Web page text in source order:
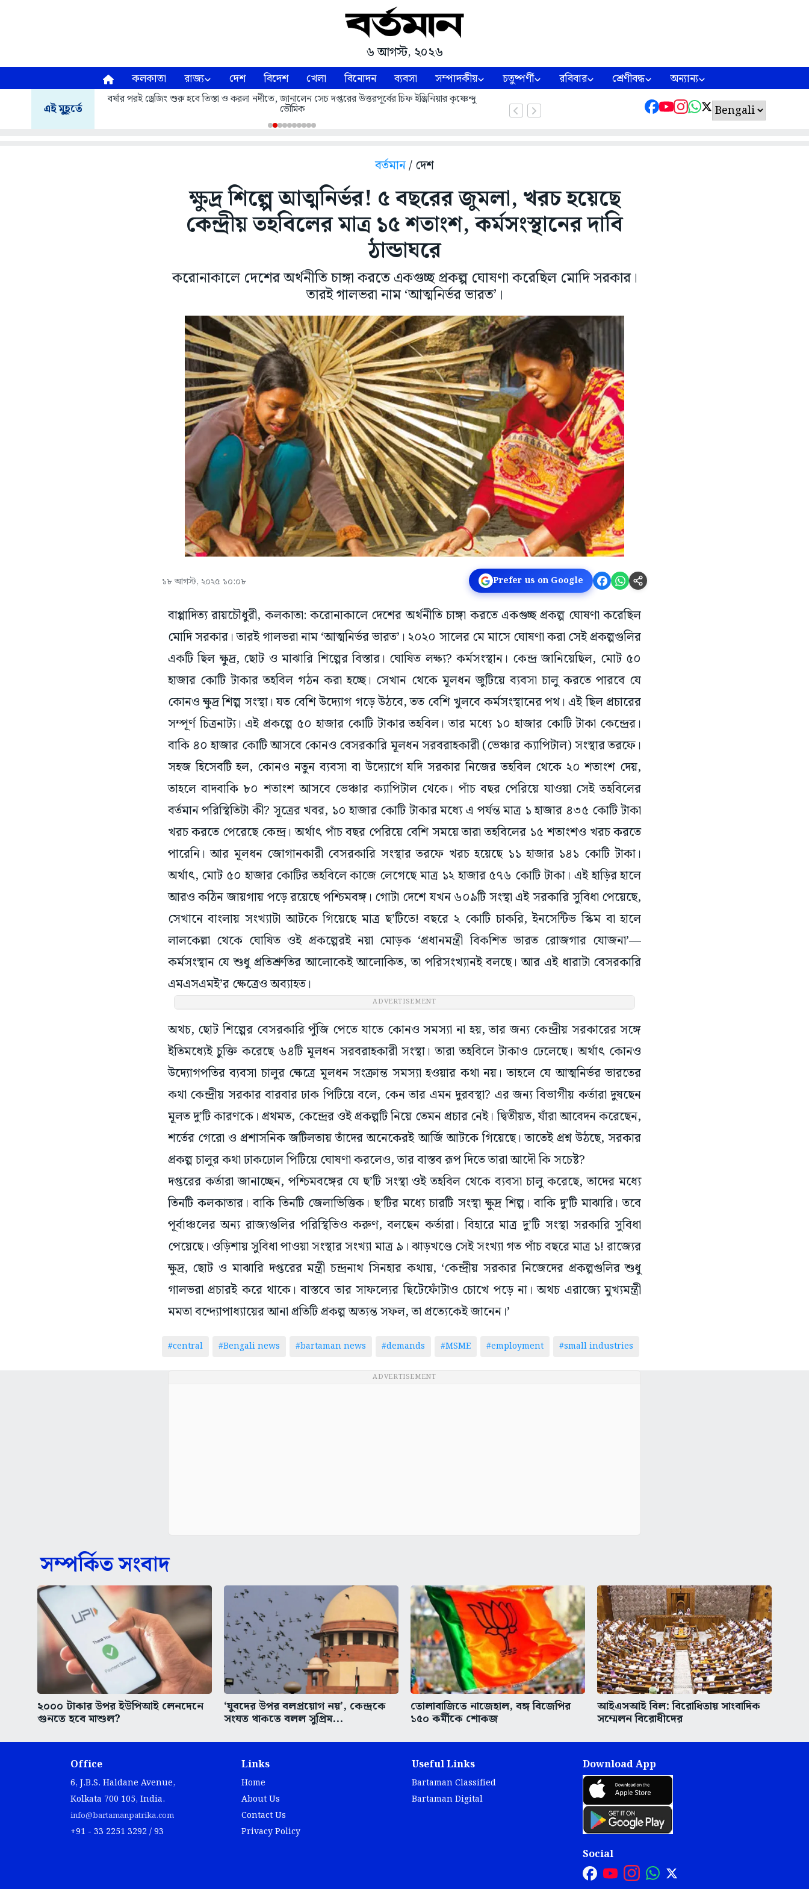
৬ আগস্ট, ২০২৬
কলকাতা রাজ্য দেশ বিদেশ খেলা বিনোদন ব্যবসা সম্পাদকীয় চতুষ্পর্ণী রবিবার শ্রেণীবদ্ধ অন্যান্য
এই মুহূর্তে
বর্ষার পরই ড্রেজিং শুরু হবে তিস্তা ও করলা নদীতে, জানালেন সেচ দপ্তরের উত্তরপূর্বের চিফ ইঞ্জিনিয়ার কৃষ্ণেন্দু
ভৌমিক
বর্তমান/ দেশ
ক্ষুদ্র শিল্পে আত্মনির্ভর! ৫ বছরের জুমলা, খরচ হয়েছে
কেন্দ্রীয় তহবিলের মাত্র ১৫ শতাংশ, কর্মসংস্থানের দাবি
ঠান্ডাঘরে
করোনাকালে দেশের অর্থনীতি চাঙ্গা করতে একগুচ্ছ প্রকল্প ঘোষণা করেছিল মোদি সরকার।
তারই গালভরা নাম ‘আত্মনির্ভর ভারত’।
১৮ আগস্ট, ২০২৫ ১০:০৮ Prefer us on Google
বাপ্পাদিত্য রায়চৌধুরী, কলকাতা: করোনাকালে দেশের অর্থনীতি চাঙ্গা করতে একগুচ্ছ প্রকল্প ঘোষণা করেছিল
মোদি সরকার। তারই গালভরা নাম ‘আত্মনির্ভর ভারত’। ২০২০ সালের মে মাসে ঘোষণা করা সেই প্রকল্পগুলির
একটি ছিল ক্ষুদ্র, ছোট ও মাঝারি শিল্পের বিস্তার। ঘোষিত লক্ষ্য? কর্মসংস্থান। কেন্দ্র জানিয়েছিল, মোট ৫০
হাজার কোটি টাকার তহবিল গঠন করা হচ্ছে। সেখান থেকে মূলধন জুটিয়ে ব্যবসা চালু করতে পারবে যে
কোনও ক্ষুদ্র শিল্প সংস্থা। যত বেশি উদ্যোগ গড়ে উঠবে, তত বেশি খুলবে কর্মসংস্থানের পথ। এই ছিল প্রচারের
সম্পূর্ণ চিত্রনাট্য। এই প্রকল্পে ৫০ হাজার কোটি টাকার তহবিল। তার মধ্যে ১০ হাজার কোটি টাকা কেন্দ্রের।
বাকি ৪০ হাজার কোটি আসবে কোনও বেসরকারি মূলধন সরবরাহকারী (ভেঞ্চার ক্যাপিটাল) সংস্থার তরফে।
সহজ হিসেবটি হল, কোনও নতুন ব্যবসা বা উদ্যোগে যদি সরকার নিজের তহবিল থেকে ২০ শতাংশ দেয়,
তাহলে বাদবাকি ৮০ শতাংশ আসবে ভেঞ্চার ক্যাপিটাল থেকে। পাঁচ বছর পেরিয়ে যাওয়া সেই তহবিলের
বর্তমান পরিস্থিতিটা কী? সূত্রের খবর, ১০ হাজার কোটি টাকার মধ্যে এ পর্যন্ত মাত্র ১ হাজার ৪৩৫ কোটি টাকা
খরচ করতে পেরেছে কেন্দ্র। অর্থাৎ পাঁচ বছর পেরিয়ে বেশি সময়ে তারা তহবিলের ১৫ শতাংশও খরচ করতে
পারেনি। আর মূলধন জোগানকারী বেসরকারি সংস্থার তরফে খরচ হয়েছে ১১ হাজার ১৪১ কোটি টাকা।
অর্থাৎ, মোট ৫০ হাজার কোটির তহবিলে কাজে লেগেছে মাত্র ১২ হাজার ৫৭৬ কোটি টাকা। এই হাড়ির হালে
আরও কঠিন জায়গায় পড়ে রয়েছে পশ্চিমবঙ্গ। গোটা দেশে যখন ৬০৯টি সংস্থা এই সরকারি সুবিধা পেয়েছে,
সেখানে বাংলায় সংখ্যাটা আটকে গিয়েছে মাত্র ছ’টিতে! বছরে ২ কোটি চাকরি, ইনসেন্টিভ স্কিম বা হালে
লালকেল্লা থেকে ঘোষিত ওই প্রকল্পেরই নয়া মোড়ক ‘প্রধানমন্ত্রী বিকশিত ভারত রোজগার যোজনা’—
কর্মসংস্থান যে শুধু প্রতিশ্রুতির আলোকেই আলোকিত, তা পরিসংখ্যানই বলছে। আর এই ধারাটা বেসরকারি
এমএসএমই’র ক্ষেত্রেও অব্যাহত।
ADVERTISEMENT
অথচ, ছোট শিল্পের বেসরকারি পুঁজি পেতে যাতে কোনও সমস্যা না হয়, তার জন্য কেন্দ্রীয় সরকারের সঙ্গে
ইতিমধ্যেই চুক্তি করেছে ৬৪টি মূলধন সরবরাহকারী সংস্থা। তারা তহবিলে টাকাও ঢেলেছে। অর্থাৎ কোনও
উদ্যোগপতির ব্যবসা চালুর ক্ষেত্রে মূলধন সংক্রান্ত সমস্যা হওয়ার কথা নয়। তাহলে যে আত্মনির্ভর ভারতের
কথা কেন্দ্রীয় সরকার বারবার ঢাক পিটিয়ে বলে, কেন তার এমন দুরবস্থা? এর জন্য বিভাগীয় কর্তারা দুষছেন
মূলত দু’টি কারণকে। প্রথমত, কেন্দ্রের ওই প্রকল্পটি নিয়ে তেমন প্রচার নেই। দ্বিতীয়ত, যাঁরা আবেদন করেছেন,
শর্তের গেরো ও প্রশাসনিক জটিলতায় তাঁদের অনেকেরই আর্জি আটকে গিয়েছে। তাতেই প্রশ্ন উঠছে, সরকার
প্রকল্প চালুর কথা ঢাকঢোল পিটিয়ে ঘোষণা করলেও, তার বাস্তব রূপ দিতে তারা আদৌ কি সচেষ্ট?
দপ্তরের কর্তারা জানাচ্ছেন, পশ্চিমবঙ্গের যে ছ’টি সংস্থা ওই তহবিল থেকে ব্যবসা চালু করেছে, তাদের মধ্যে
তিনটি কলকাতার। বাকি তিনটি জেলাভিত্তিক। ছ’টির মধ্যে চারটি সংস্থা ক্ষুদ্র শিল্প। বাকি দু’টি মাঝারি। তবে
পূর্বাঞ্চলের অন্য রাজ্যগুলির পরিস্থিতিও করুণ, বলছেন কর্তারা। বিহারে মাত্র দু’টি সংস্থা সরকারি সুবিধা
পেয়েছে। ওড়িশায় সুবিধা পাওয়া সংস্থার সংখ্যা মাত্র ৯। ঝাড়খণ্ডে সেই সংখ্যা গত পাঁচ বছরে মাত্র ১! রাজ্যের
ক্ষুদ্র, ছোট ও মাঝারি দপ্তরের মন্ত্রী চন্দ্রনাথ সিনহার কথায়, ‘কেন্দ্রীয় সরকার নিজেদের প্রকল্পগুলির শুধু
গালভরা প্রচারই করে থাকে। বাস্তবে তার সাফল্যের ছিটেফোঁটাও চোখে পড়ে না। অথচ এরাজ্যে মুখ্যমন্ত্রী
মমতা বন্দ্যোপাধ্যায়ের আনা প্রতিটি প্রকল্প অত্যন্ত সফল, তা প্রত্যেকেই জানেন।’
#central #Bengali news #bartaman news #demands #MSME #employment #small industries
ADVERTISEMENT
সম্পর্কিত সংবাদ
২০০০ টাকার উপর ইউপিআই লেনদেনে
গুনতে হবে মাশুল?
‘যুবদের উপর বলপ্রয়োগ নয়’, কেন্দ্রকে
সংযত থাকতে বলল সুপ্রিম...
তোলাবাজিতে নাজেহাল, বঙ্গ বিজেপির
১৫০ কর্মীকে শোকজ
আইএসআই বিল: বিরোধিতায় সাংবাদিক
সম্মেলন বিরোধীদের
Office
6, J.B.S. Haldane Avenue,
Kolkata 700 105, India.
info@bartamanpatrika.com
+91 - 33 2251 3292 / 93
Links
Home
About Us
Contact Us
Privacy Policy
Useful Links
Bartaman Classified
Bartaman Digital
Download App
Social